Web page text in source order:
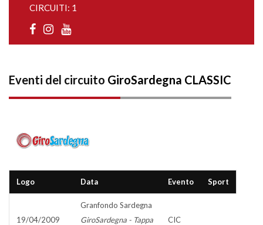
CIRCUITI: 1
Eventi del circuito GiroSardegna CLASSIC
Logo Data Evento Sport
19/04/2009
Granfondo Sardegna
GiroSardegna - Tappa
CIC